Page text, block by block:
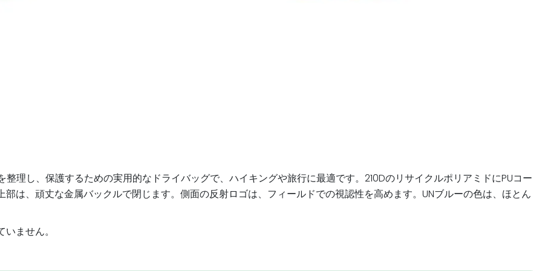
し、保護するための実用的なドライバッグで、ハイキングや旅行に最適です。210DのリサイクルポリアミドにPUコー
は、頑丈な金属バックルで閉じます。側面の反射ロゴは、フィールドでの視認性を高めます。UNブルーの色は、ほとん
ません。